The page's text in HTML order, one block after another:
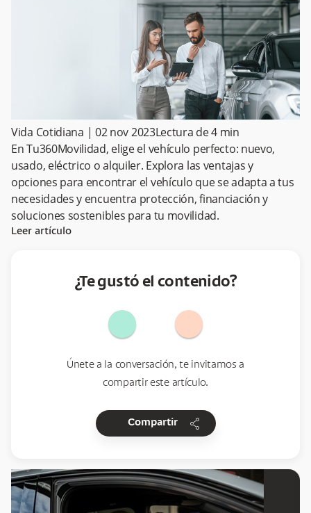
Vida Cotidiana | 02 nov 2023Lectura de4 min
En Tu360Movilidad, elige el vehículo perfecto: nuevo,
usado, eléctrico o alquiler. Explora las ventajas y
opciones para encontrar el vehículo que se adapta a tus
necesidades y encuentra protección, financiación y
soluciones sostenibles para tu movilidad.
Leer artículo
¿Te gustó el contenido?
Únete a la conversación, te invitamos a
compartir este artículo.
Compartir share